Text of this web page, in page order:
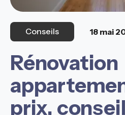
Conseils 18 mai
Rénovation
prix,